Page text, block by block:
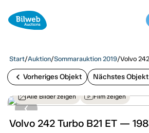
Start/Auktion/Sommarauktion 2019/Volvo
chevron_left Vorheriges Objekt Nächstes Objekt
Alle Bilder zeigen Film zeigen
Volvo 242 Turbo B21 ET —